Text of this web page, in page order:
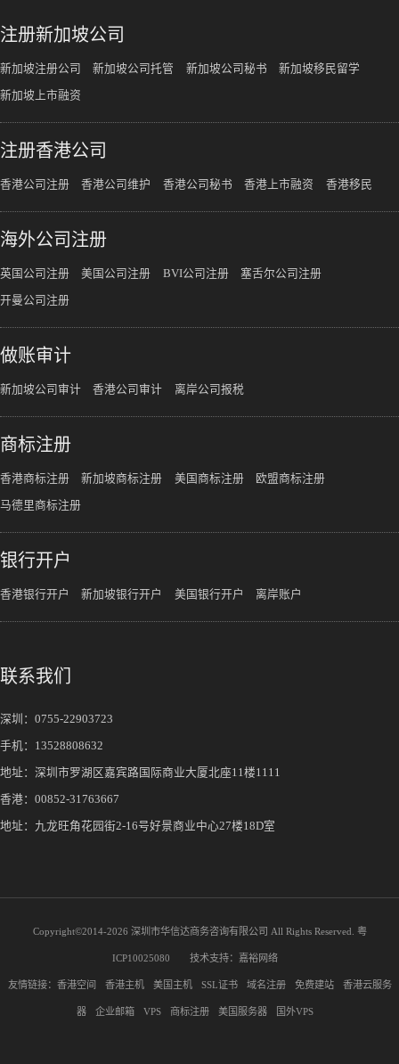
注册新加坡公司
新加坡注册公司 新加坡公司托管 新加坡公司秘书 新加坡移民留学
新加坡上市融资
注册香港公司
香港公司注册 香港公司维护 香港公司秘书 香港上市融资 香港移民
海外公司注册
英国公司注册 美国公司注册 BVI公司注册 塞舌尔公司注册
开曼公司注册
做账审计
新加坡公司审计 香港公司审计 离岸公司报税
商标注册
香港商标注册 新加坡商标注册 美国商标注册 欧盟商标注册
马德里商标注册
银行开户
香港银行开户 新加坡银行开户 美国银行开户 离岸账户
联系我们
深圳： 0755-22903723
手机： 13528808632
地址：深圳市罗湖区嘉宾路国际商业大厦北座11楼1111
香港：00852-31763667
地址：九龙旺角花园街2-16号好景商业中心27楼18D室
Copyright©2014-2026 深圳市华信达商务咨询有限公司 All Rights Reserved. 粤
ICP10025080 技术支持： 嘉裕网络
友情链接： 香港空间 香港主机 美国主机 SSL证书 域名注册 免费建站 香港云服务
器 企业邮箱 VPS 商标注册 美国服务器 国外VPS